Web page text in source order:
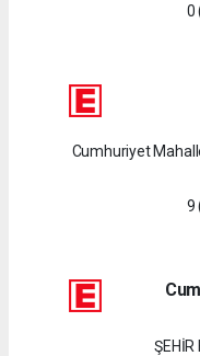
0
Cumhuriyet
9
ŞEHİR